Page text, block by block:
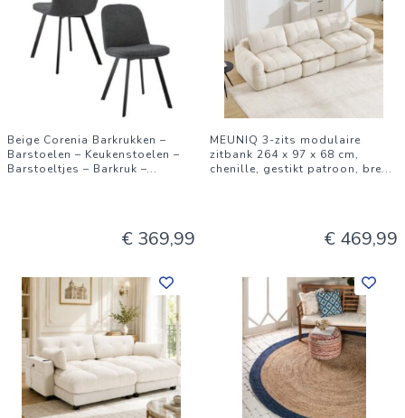
Beige Corenia Barkrukken –
Barstoelen – Keukenstoelen –
Barstoeltjes – Barkruk –...
€ 369,99
MEUNIQ 3-zits modulaire
zitbank 264 x 97 x 68 cm,
chenille, gestikt patroon, bre...
€ 469,99